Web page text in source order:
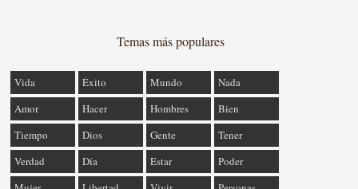
Temas más populares
Vida Éxito Mundo
Nada
Amor
Hacer Hombres
Bien
Tiempo
Dios Gente
Tener
Verdad
Día Estar
Poder